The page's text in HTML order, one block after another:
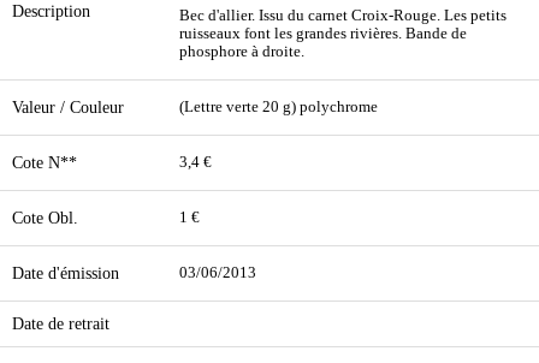
Description
Bec d'allier. Issu du carnet Croix-Rouge. Les petits
ruisseaux font les grandes rivières. Bande de
phosphore à droite.
Valeur / Couleur (Lettre verte 20 g) polychrome
Cote N** 3,4 €
Cote Obl. 1 €
Date d'émission 03/06/2013
Date de retrait